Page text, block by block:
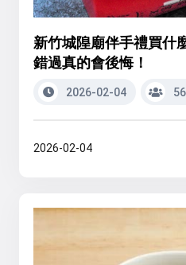
新竹城隍廟伴手禮買什
錯過真的會後悔！
2026-02-04
2026-02-04